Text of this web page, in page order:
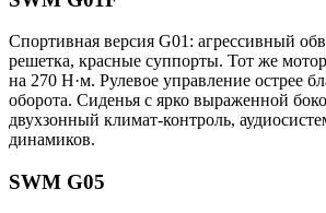
Спортивная версия G01: агрессивный
решетка, красные суппорты. Тот же
на 270 Н·м. Рулевое управление острее
оборота. Сиденья с ярко выраженной
двухзонный климат-контроль,
динамиков.
SWM G05